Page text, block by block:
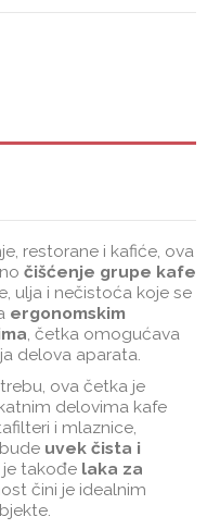
restorane i kafiće, ova
čišćenje grupe kafe
ulja i nečistoća koje se
ergonomskim
, četka omogućava
delova aparata.
ova četka je
delovima kafe
i mlaznice,
uvek čista i
je takođe laka za
čini je idealnim